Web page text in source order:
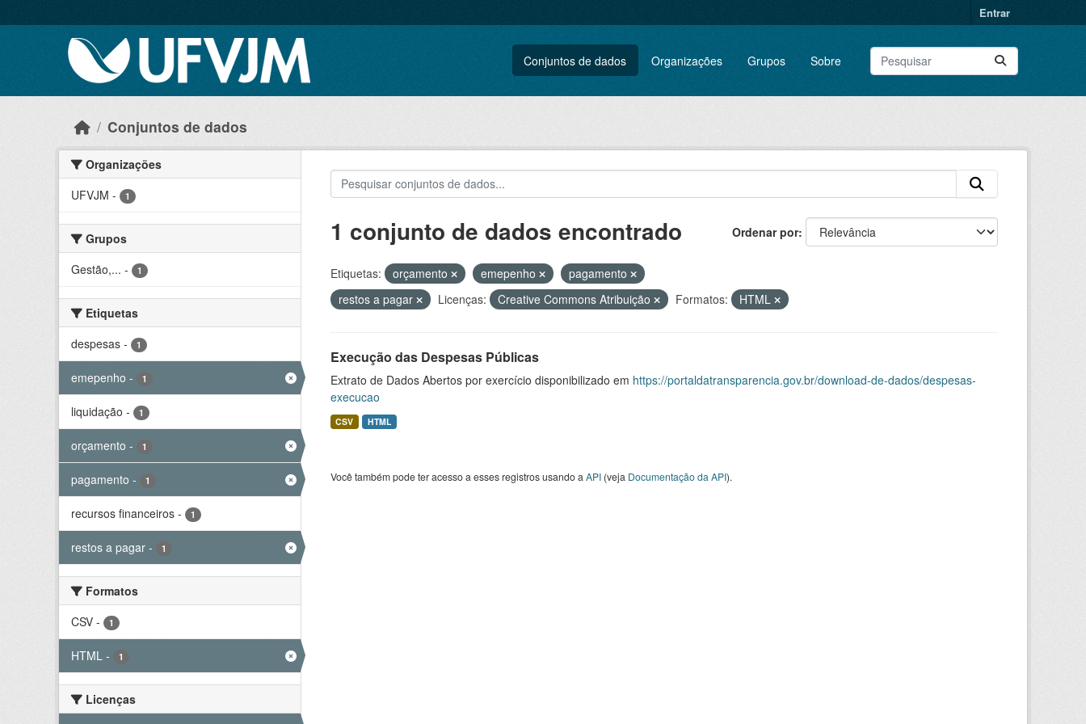
Entrar
Conjuntos de dados Organizações Grupos Sobre
Conjuntos de dados
Organizações
UFVJM - 1
Grupos
Gestão,... - 1
Etiquetas
despesas - 1
emepenho - 1
liquidação - 1
orçamento - 1
pagamento - 1
recursos financeiros - 1
restos a pagar - 1
Formatos
CSV - 1
HTML - 1
Licenças
Ordenar por
1 conjunto de dados encontrado
Etiquetas: orçamento emepenho
pagamento
restos a pagar
Licenças: Creative Commons Atribuição Formatos: HTML
Execução das Despesas Públicas
Extrato de Dados Abertos por exercício disponibilizado em https://portaldatransparencia.gov.br/download-de-dados/despesas-
execucao
CSV HTML
Você também pode ter acesso a esses registros usando a API(veja Documentação da API).